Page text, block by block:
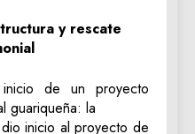
y rescate
de un proyecto
guariqueña: la
inicio al proyecto de